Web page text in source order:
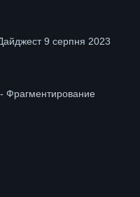
9 серпня 2023
Фрагментирование